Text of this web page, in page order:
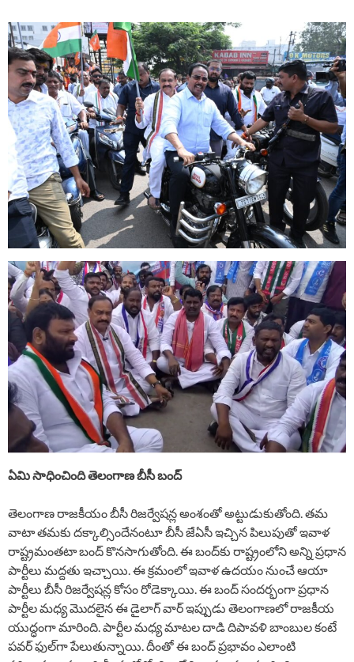
ఏమి సాధించింది తెలంగాణ బీసీ బంద్
తెలంగాణ రాజకీయం బీసీ రిజర్వేషన్ల అంశంతో అట్టుడుకుతోంది. తమ
వాటా తమకు దక్కాల్సిందేనంటూ బీసీ జేఏసీ ఇచ్చిన పిలుపుతో ఇవాళ
రాష్ట్రమంతటా బంద్ కొనసాగుతోంది. ఈ బంద్‍కు రాష్ట్రంలోని అన్ని ప్రధాన
పార్టీలు మద్దతు ఇచ్చాయి. ఈ క్రమంలో ఇవాళ ఉదయం నుంచే ఆయా
పార్టీలు బీసీ రిజర్వేషన్ల కోసం రోడెక్కాయి. ఈ బంద్ సందర్భంగా ప్రధాన
పార్టీల మధ్య మొదలైన ఈ డైలాగ్ వార్ ఇప్పుడు తెలంగాణలో రాజకీయ
యుద్ధంగా మారింది. పార్టీల మధ్య మాటల దాడి దిపావళి బాంబుల కంటే
పవర్ ఫుల్‍గా పేలుతున్నాయి. దీంతో ఈ బంద్ ప్రభావం ఎలాంటి